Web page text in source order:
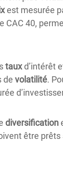
est mesurée
CAC 40,
tauxd’intérêt
de volatilité.
diversification
être